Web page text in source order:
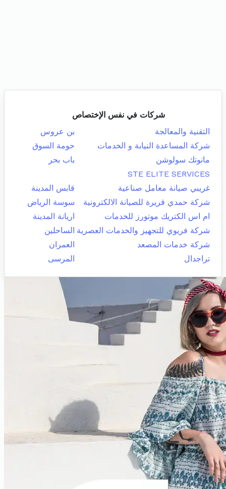
شركات في نفس الإختصاص
التقنية والمعالجة
بن عروس
شركة المساعدة النيابة و الخدمات
حومة السوق
مانوتك سولوشن
باب بحر
STE ELITE SERVICES
غريبي صيانة معامل صناعية
قابس المدينة
شركة حمدي قريرة للصيانة الالكترونية
سوسة الرياض
ام اس الكتريك موتورز للخدمات
اريانة المدينة
شركة فريوي للتجهيز والخدمات العصرية الساحلين
شركة خدمات المصعد
العمران
تراجدال
المرسى